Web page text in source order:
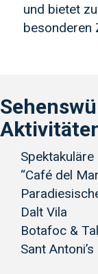
und bietet
besonderen
“Café del
Dalt Vila
Botafoc &
Sant